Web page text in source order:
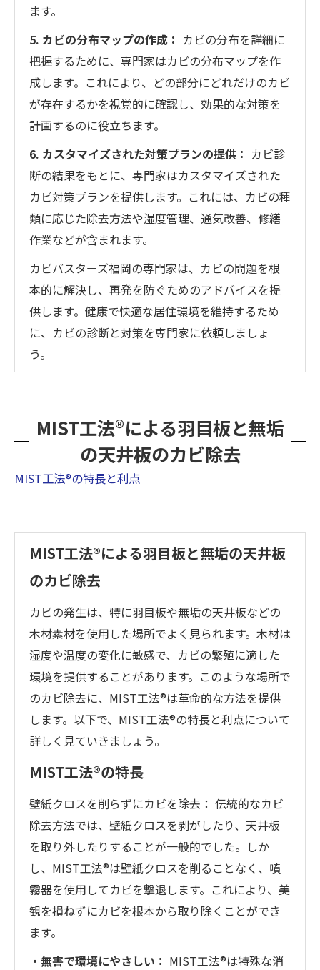
ます。
5. カビの分布マップの作成： カビの分布を詳細に
把握するために、専門家はカビの分布マップを作
成します。これにより、どの部分にどれだけのカビ
が存在するかを視覚的に確認し、効果的な対策を
計画するのに役立ちます。
6. カスタマイズされた対策プランの提供： カビ診
断の結果をもとに、専門家はカスタマイズされた
カビ対策プランを提供します。これには、カビの種
類に応じた除去方法や湿度管理、通気改善、修繕
作業などが含まれます。
カビバスターズ福岡の専門家は、カビの問題を根
本的に解決し、再発を防ぐためのアドバイスを提
供します。健康で快適な居住環境を維持するため
に、カビの診断と対策を専門家に依頼しましょ
う。
MIST工法®による羽目板と無垢
の天井板のカビ除去
MIST工法®の特長と利点
MIST工法®による羽目板と無垢の天井板
のカビ除去
カビの発生は、特に羽目板や無垢の天井板などの
木材素材を使用した場所でよく見られます。木材は
湿度や温度の変化に敏感で、カビの繁殖に適した
環境を提供することがあります。このような場所で
のカビ除去に、MIST工法®は革命的な方法を提供
します。以下で、MIST工法®の特長と利点について
詳しく見ていきましょう。
MIST工法®の特長
壁紙クロスを削らずにカビを除去： 伝統的なカビ
除去方法では、壁紙クロスを剥がしたり、天井板
を取り外したりすることが一般的でした。しか
し、MIST工法®は壁紙クロスを削ることなく、噴
霧器を使用してカビを撃退します。これにより、美
観を損ねずにカビを根本から取り除くことができ
ます。
・無害で環境にやさしい： MIST工法®は特殊な消